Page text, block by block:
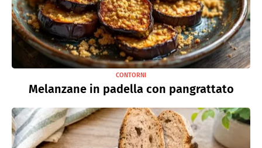
CONTORNI
Melanzane in padella con pangrattato